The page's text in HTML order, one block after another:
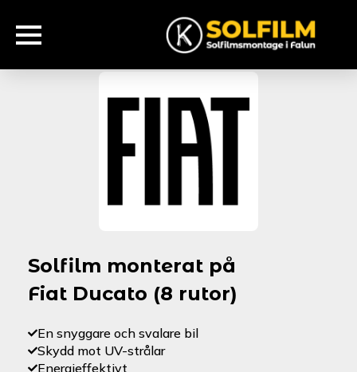
Solfilm monterat på
Fiat Ducato (8 rutor)
En snyggare och svalare bil
Skydd mot UV-strålar
Energieffektivt